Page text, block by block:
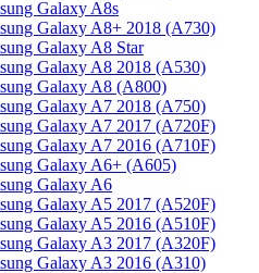
Galaxy A8s
Galaxy A8+ 2018 (A730)
Galaxy A8 Star
Galaxy A8 2018 (A530)
Galaxy A8 (A800)
Galaxy A7 2018 (A750)
Galaxy A7 2017 (A720F)
Galaxy A7 2016 (A710F)
Galaxy A6+ (A605)
Galaxy A6
Galaxy A5 2017 (A520F)
Galaxy A5 2016 (A510F)
Galaxy A3 2017 (A320F)
Galaxy A3 2016 (A310)